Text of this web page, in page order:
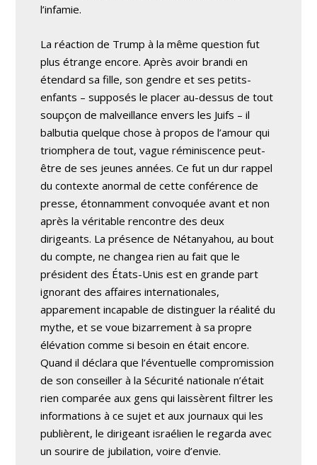
l’infamie.
La réaction de Trump à la même question fut
plus étrange encore. Après avoir brandi en
étendard sa fille, son gendre et ses petits-
enfants – supposés le placer au-dessus de tout
soupçon de malveillance envers les Juifs – il
balbutia quelque chose à propos de l’amour qui
triomphera de tout, vague réminiscence peut-
être de ses jeunes années. Ce fut un dur rappel
du contexte anormal de cette conférence de
presse, étonnamment convoquée avant et non
après la véritable rencontre des deux
dirigeants. La présence de Nétanyahou, au bout
du compte, ne changea rien au fait que le
président des États-Unis est en grande part
ignorant des affaires internationales,
apparement incapable de distinguer la réalité du
mythe, et se voue bizarrement à sa propre
élévation comme si besoin en était encore.
Quand il déclara que l’éventuelle compromission
de son conseiller à la Sécurité nationale n’était
rien comparée aux gens qui laissèrent filtrer les
informations à ce sujet et aux journaux qui les
publièrent, le dirigeant israélien le regarda avec
un sourire de jubilation, voire d’envie.